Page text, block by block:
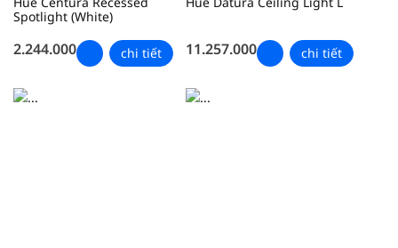
Spotlight (White)
2.244.000 chi tiết 11.257.000 chi tiết